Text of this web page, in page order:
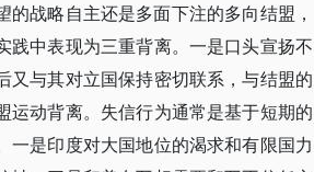
战略自主还是多面下注的多向结盟，
践中表现为三重背离。一是口头宣扬不
又与其对立国保持密切联系，与结盟的
运动背离。失信行为通常是基于短期的
是印度对大国地位的渴求和有限国力